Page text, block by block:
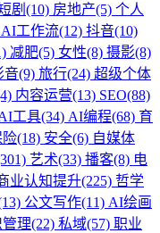
剧(10) 房地产(5) 个人
AI工作流(12) 抖音(10)
减肥(5) 女性(8) 摄影(8)
音(9) 旅行(24) 超级个体
内容运营(13) SEO(88)
工具(34) AI编程(68) 育
(18) 安全(6) 自媒体
艺术(33) 播客(8) 电
业认知提升(225) 哲学
公文写作(11) AI绘画
理(22) 私域(57) 职业